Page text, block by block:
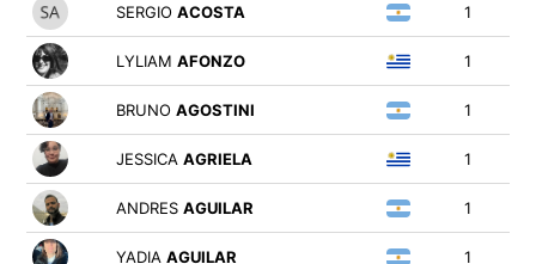
SERGIO ACOSTA 1
LYLIAM AFONZO 1
BRUNO AGOSTINI 1
JESSICA AGRIELA 1
ANDRES AGUILAR 1
YADIA AGUILAR 1